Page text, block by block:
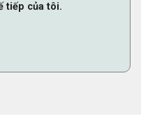
tiếp của tôi.